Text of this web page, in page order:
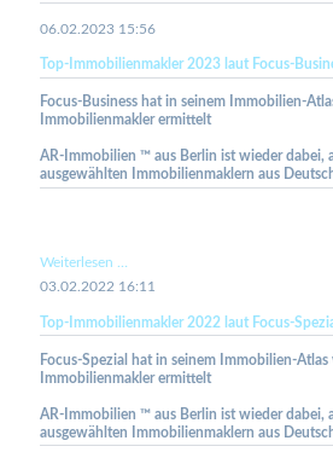
06.02.2023 15:56
Top-Immobilienmakler 2023 laut Focus-
Focus-Business hat in seinem Immobilien-
Immobilienmakler ermittelt
AR-Immobilien ™ aus Berlin ist wieder dabei,
ausgewählten Immobilienmaklern aus
Weiterlesen …
Immobilienmakler
laut
Focus-
Business
03.02.2022 16:11
Top-Immobilienmakler 2022 laut Focus-
Focus-Spezial hat in seinem Immobilien-
Immobilienmakler ermittelt
AR-Immobilien ™ aus Berlin ist wieder dabei,
ausgewählten Immobilienmaklern aus